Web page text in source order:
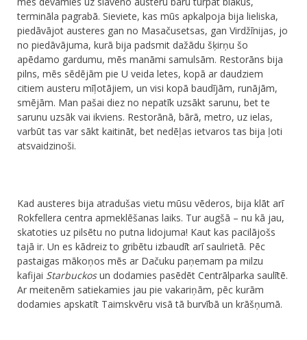
termināla pagrabā. Sieviete, kas mūs apkalpoja bija lieliska,
piedāvājot austeres gan no Masačusetsas, gan Virdžīnijas, jo
no piedāvājuma, kurā bija padsmit dažādu šķirņu šo
apēdamo gardumu, mēs manāmi samulsām. Restorāns bija
pilns, mēs sēdējām pie U veida letes, kopā ar daudziem
citiem austeru mīļotājiem, un visi kopā baudījām, runājām,
smējām. Man pašai diez no nepatīk uzsākt sarunu, bet te
sarunu uzsāk vai ikviens. Restorānā, bārā, metro, uz ielas,
varbūt tas var sākt kaitināt, bet nedēļas ietvaros tas bija ļoti
atsvaidzinoši.
Kad austeres bija atradušas vietu mūsu vēderos, bija klāt arī
Rokfellera centra apmeklēšanas laiks. ​Tur augšā – nu kā jau,
skatoties uz pilsētu no putna lidojuma! Kaut kas pacilājošs
tajā ir. Un es kādreiz to gribētu izbaudīt arī saulrietā. Pēc
pastaigas mākoņos mēs ar Dačuku paņemam pa milzu
kafijai Starbuckosun dodamies pasēdēt Centrālparka saulītē.
Ar meitenēm satiekamies jau pie vakariņām, pēc kurām
dodamies apskatīt Taimskvēru visā tā burvībā un krāšņumā.